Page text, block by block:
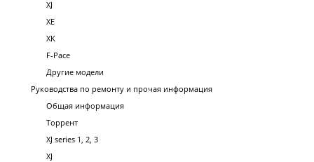
XJ
XE
XK
F-Pace
Другие модели
Руководства по ремонту и прочая информация
Общая информация
Торрент
XJ series 1, 2, 3
XJ